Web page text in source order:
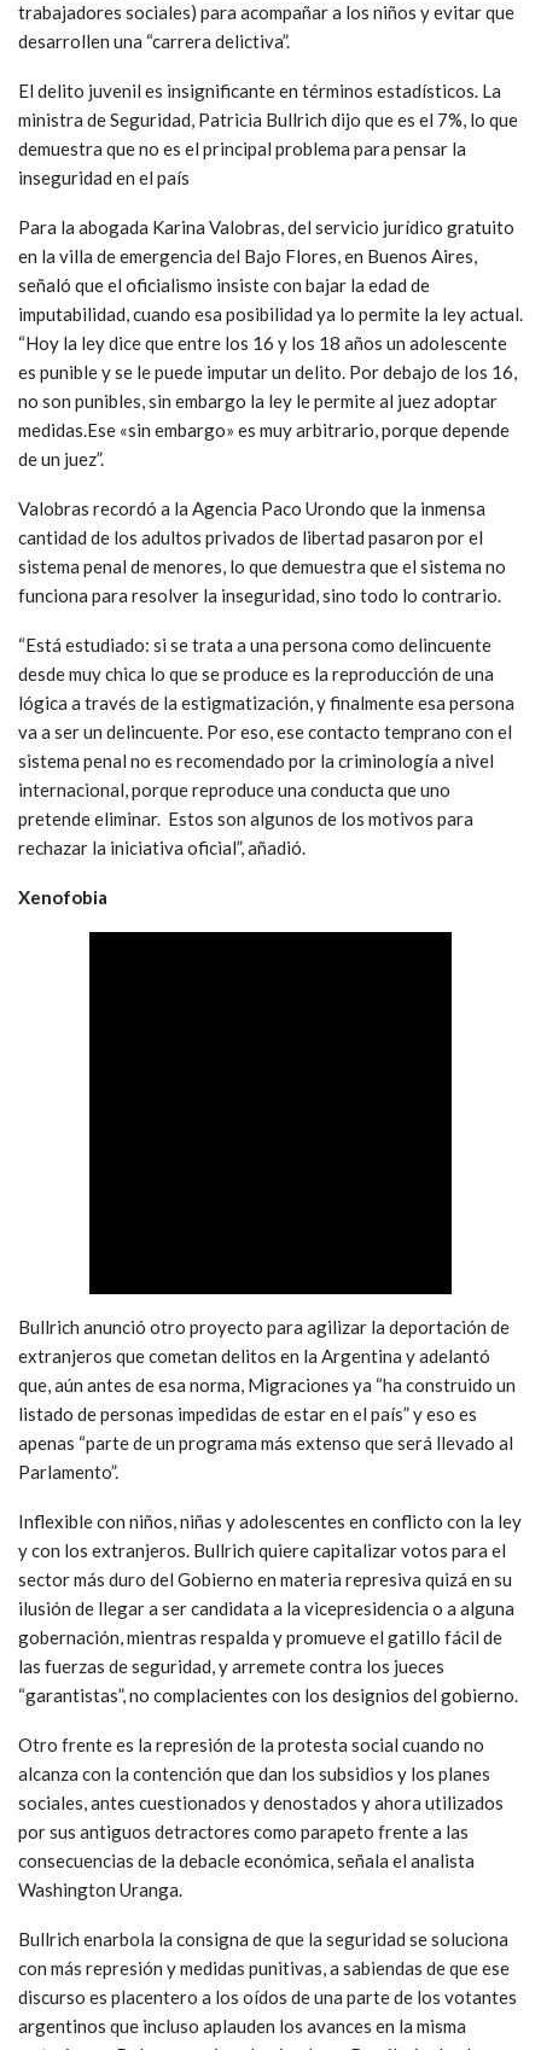
trabajadores sociales) para acompañar a los niños y evitar que
desarrollen una “carrera delictiva”.
El delito juvenil es insignificante en términos estadísticos. La
ministra de Seguridad, Patricia Bullrich dijo que es el 7%, lo que
demuestra que no es el principal problema para pensar la
inseguridad en el país
Para la abogada Karina Valobras, del servicio jurídico gratuito
en la villa de emergencia del Bajo Flores, en Buenos Aires,
señaló que el oficialismo insiste con bajar la edad de
imputabilidad, cuando esa posibilidad ya lo permite la ley actual.
“Hoy la ley dice que entre los 16 y los 18 años un adolescente
es punible y se le puede imputar un delito. Por debajo de los 16,
no son punibles, sin embargo la ley le permite al juez adoptar
medidas.Ese «sin embargo» es muy arbitrario, porque depende
de un juez”.
Valobras recordó a la Agencia Paco Urondo que la inmensa
cantidad de los adultos privados de libertad pasaron por el
sistema penal de menores, lo que demuestra que el sistema no
funciona para resolver la inseguridad, sino todo lo contrario.
“Está estudiado: si se trata a una persona como delincuente
desde muy chica lo que se produce es la reproducción de una
lógica a través de la estigmatización, y finalmente esa persona
va a ser un delincuente. Por eso, ese contacto temprano con el
sistema penal no es recomendado por la criminología a nivel
internacional, porque reproduce una conducta que uno
pretende eliminar. Estos son algunos de los motivos para
rechazar la iniciativa oficial”, añadió.
Xenofobia
Bullrich anunció otro proyecto para agilizar la deportación de
extranjeros que cometan delitos en la Argentina y adelantó
que, aún antes de esa norma, Migraciones ya “ha construido un
listado de personas impedidas de estar en el país” y eso es
apenas “parte de un programa más extenso que será llevado al
Parlamento”.
Inflexible con niños, niñas y adolescentes en conflicto con la ley
y con los extranjeros. Bullrich quiere capitalizar votos para el
sector más duro del Gobierno en materia represiva quizá en su
ilusión de llegar a ser candidata a la vicepresidencia o a alguna
gobernación, mientras respalda y promueve el gatillo fácil de
las fuerzas de seguridad, y arremete contra los jueces
“garantistas”, no complacientes con los designios del gobierno.
Otro frente es la represión de la protesta social cuando no
alcanza con la contención que dan los subsidios y los planes
sociales, antes cuestionados y denostados y ahora utilizados
por sus antiguos detractores como parapeto frente a las
consecuencias de la debacle económica, señala el analista
Washington Uranga.
Bullrich enarbola la consigna de que la seguridad se soluciona
con más represión y medidas punitivas, a sabiendas de que ese
discurso es placentero a los oídos de una parte de los votantes
argentinos que incluso aplauden los avances en la misma